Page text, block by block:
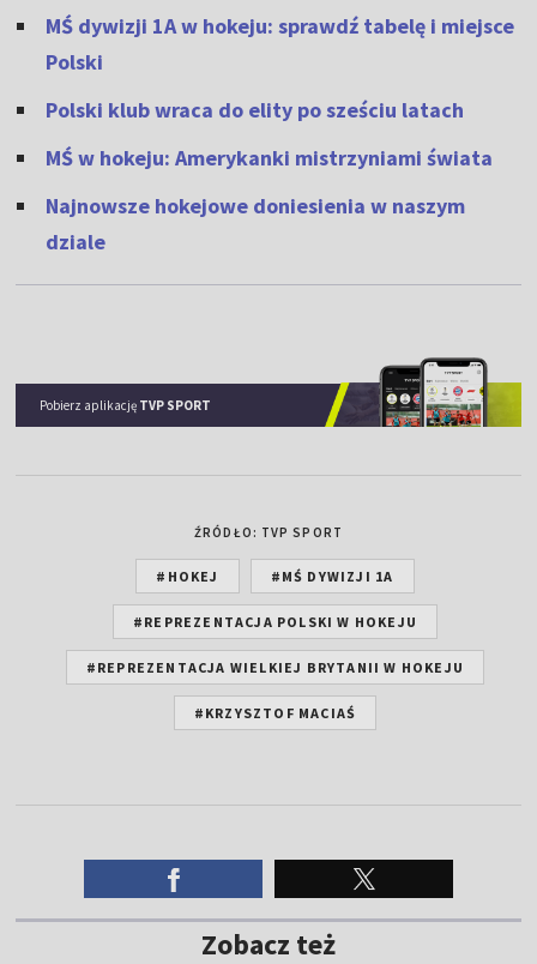
MŚ dywizji 1A w hokeju: sprawdź tabelę i miejsce
Polski
Polski klub wraca do elity po sześciu latach
MŚ w hokeju: Amerykanki mistrzyniami świata
Najnowsze hokejowe doniesienia w naszym
dziale
Pobierz aplikację TVP SPORT
ŹRÓDŁO: TVP SPORT
#HOKEJ #MŚ DYWIZJI 1A
#REPREZENTACJA POLSKI W HOKEJU
#REPREZENTACJA WIELKIEJ BRYTANII W HOKEJU
#KRZYSZTOF MACIAŚ
Zobacz też